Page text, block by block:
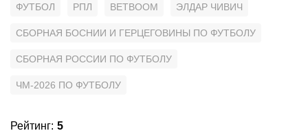
ФУТБОЛ РПЛ BETBOOM ЭЛДАР ЧИВИЧ
СБОРНАЯ БОСНИИ И ГЕРЦЕГОВИНЫ ПО ФУТБОЛУ
СБОРНАЯ РОССИИ ПО ФУТБОЛУ
ЧМ-2026 ПО ФУТБОЛУ
Рейтинг: 5